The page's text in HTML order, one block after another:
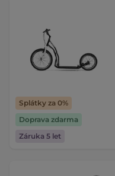
Splátky za 0%
Doprava zdarma
Záruka 5 let